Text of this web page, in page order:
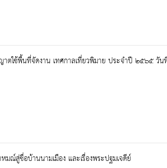
าตใช้พื้นที่จัดงาน เทศกาลเที่ยวพิมาย ประจำปี ๒๕๖๕
ณ์สู่ชื่อบ้านนามเมือง และเรื่องพระปฐมเจดีย์